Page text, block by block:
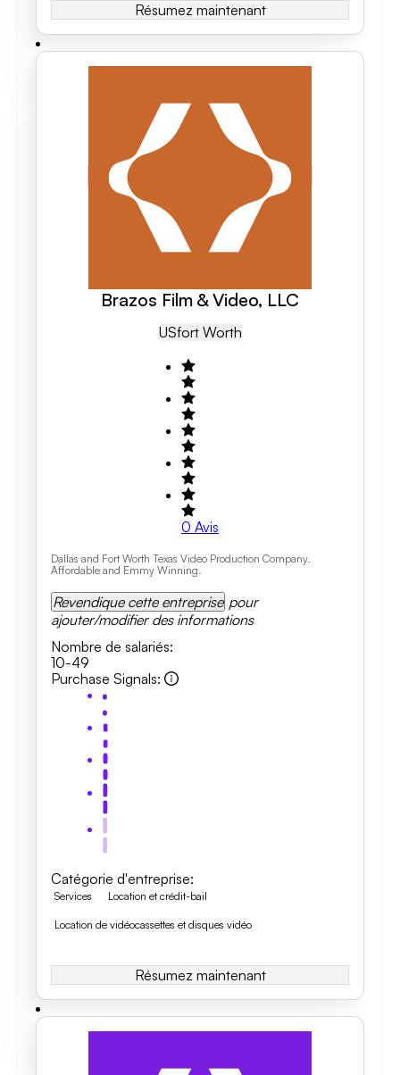
Résumez maintenant
Brazos Film & Video, LLC
USFort Worth
0 Avis
Dallas and Fort Worth Texas Video Production Company.
Affordable and Emmy Winning.
Revendique cette entreprise pour
ajouter/modifier des informations
Nombre de salariés:
10-49
Purchase Signals:
Catégorie d'entreprise:
Services Location et crédit-bail
Location de vidéocassettes et disques vidéo
Résumez maintenant